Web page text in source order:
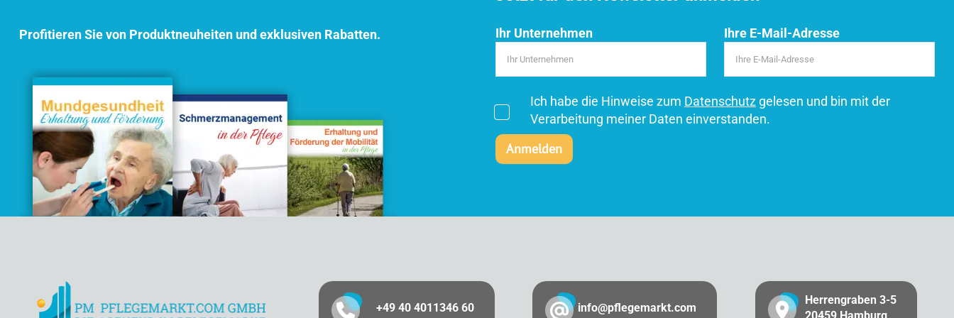
Profitieren Sie von Produktneuheiten und exklusiven Rabatten. Ihr Unternehmen Ihre E-Mail-Adresse
Ich habe die Hinweise zum Datenschutzgelesen und bin mit der
Verarbeitung meiner Daten einverstanden.
+49 40 4011346 60 info@pflegemarkt.com
Herrengraben 3-5